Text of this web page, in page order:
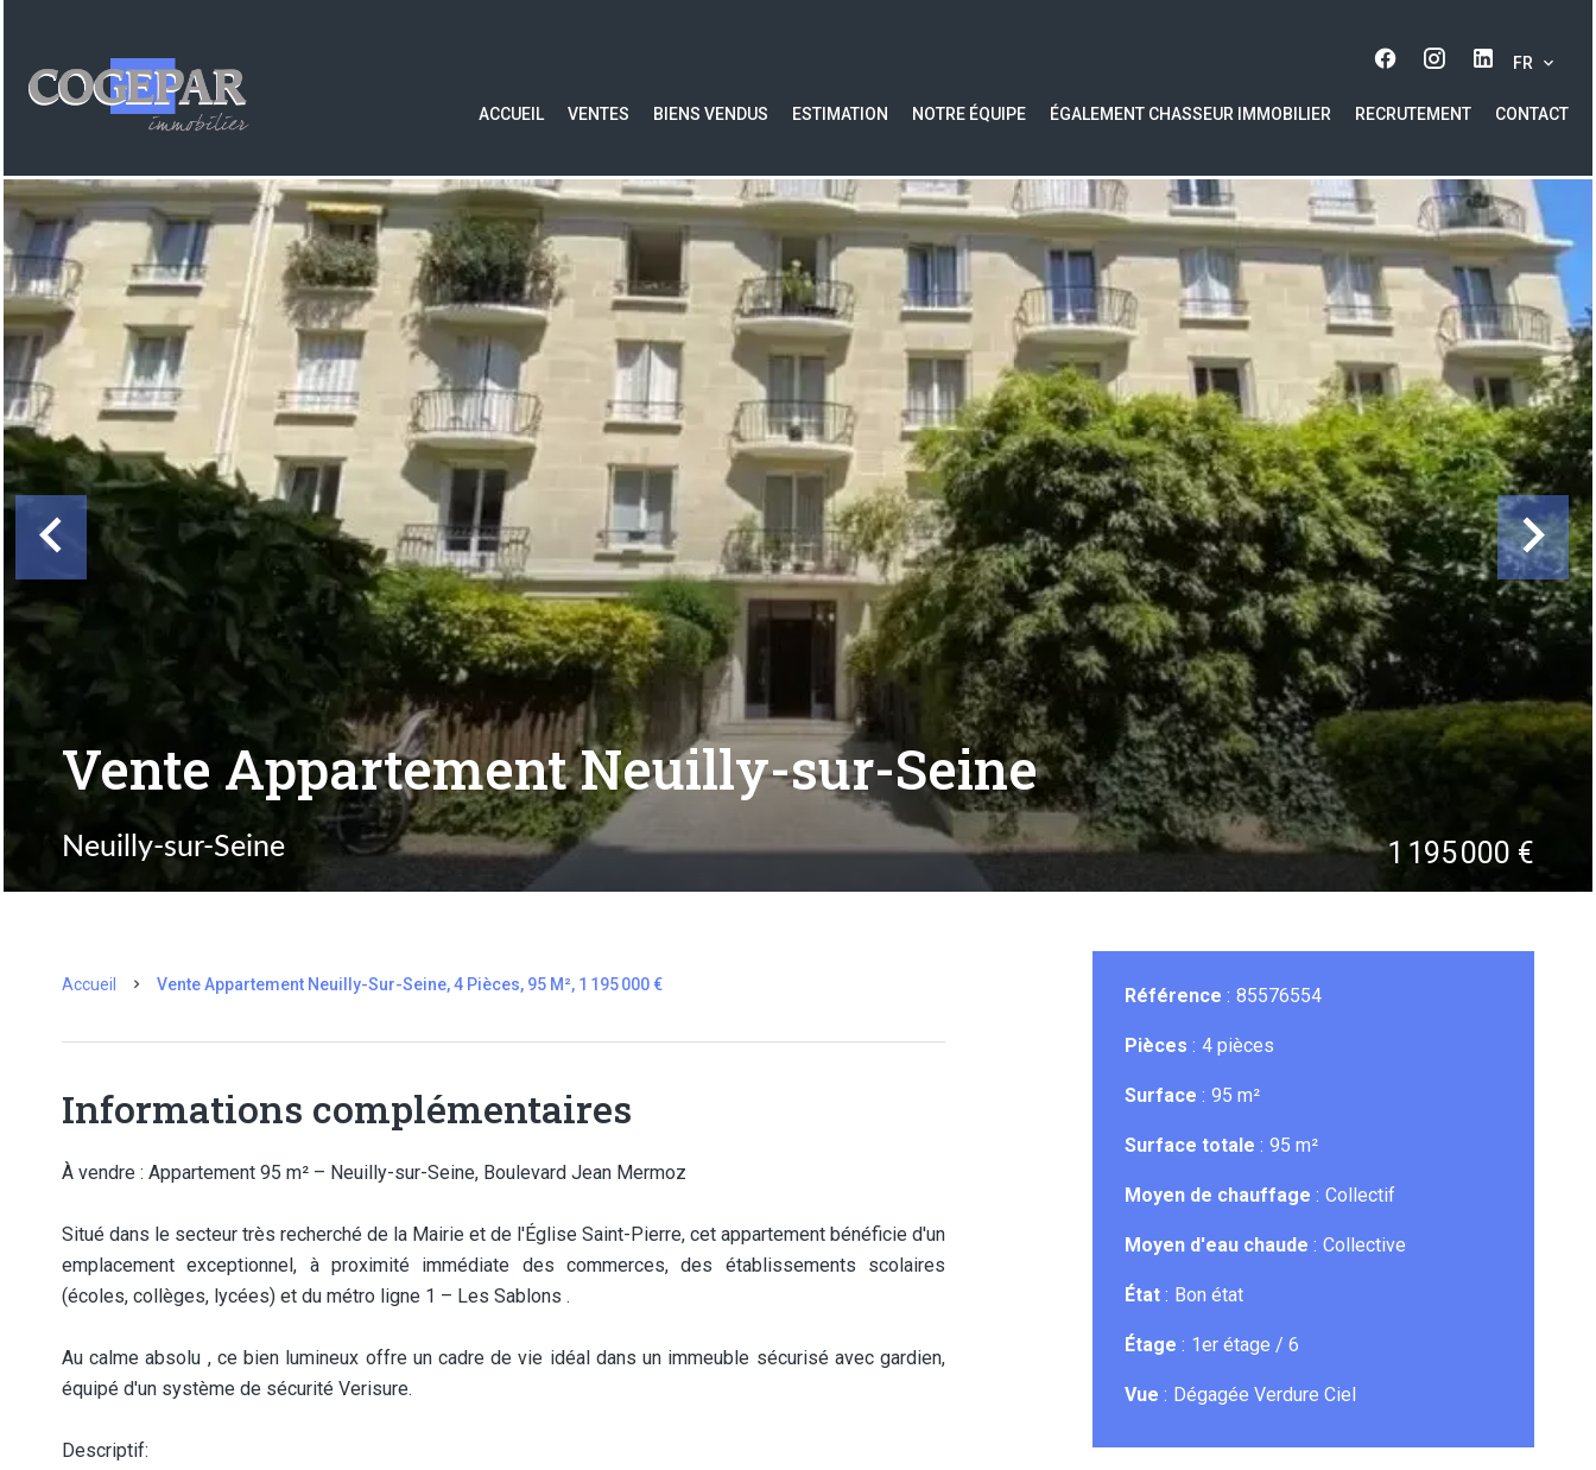
FR
ACCUEIL VENTES BIENS VENDUS ESTIMATION NOTRE ÉQUIPE ÉGALEMENT CHASSEUR IMMOBILIER RECRUTEMENT CONTACT
Vente Appartement Neuilly-sur-Seine
Neuilly-sur-Seine 1 195 000 €
Accueil Vente Appartement Neuilly-Sur-Seine, 4 Pièces, 95 M², 1 195 000 €
Informations complémentaires
À vendre : Appartement 95 m² – Neuilly-sur-Seine, Boulevard Jean Mermoz
Situé dans le secteur très recherché de la Mairie et de l'Église Saint-Pierre, cet appartement bénéficie d'un
emplacement exceptionnel, à proximité immédiate des commerces, des établissements scolaires
(écoles, collèges, lycées) et du métro ligne 1 – Les Sablons .
Au calme absolu , ce bien lumineux offre un cadre de vie idéal dans un immeuble sécurisé avec gardien,
équipé d'un système de sécurité Verisure.
Descriptif:
Référence 85576554
Pièces 4 pièces
Surface 95 m²
Surface totale 95 m²
Moyen de chauffage Collectif
Moyen d'eau chaude Collective
État Bon état
Étage 1er étage / 6
Vue Dégagée Verdure Ciel